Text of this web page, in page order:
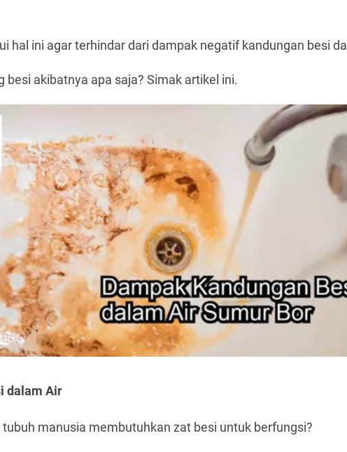
hal ini agar terhindar dari dampak negatif kandungan besi
besi akibatnya apa saja? Simak artikel ini.
dalam Air
manusia membutuhkan zat besi untuk berfungsi?